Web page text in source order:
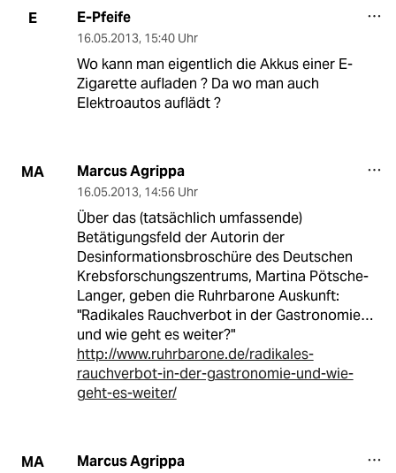
E E-Pfeife
16.05.2013, 15:40 Uhr
Wo kann man eigentlich die Akkus einer E-
Zigarette aufladen ? Da wo man auch
Elektroautos auflädt ?
MA Marcus Agrippa
16.05.2013, 14:56 Uhr
Über das (tatsächlich umfassende)
Betätigungsfeld der Autorin der
Desinformationsbroschüre des Deutschen
Krebsforschungszentrums, Martina Pötsche-
Langer, geben die Ruhrbarone Auskunft:
"Radikales Rauchverbot in der Gastronomie…
und wie geht es weiter?"
http://www.ruhrbarone.de/radikales-
rauchverbot-in-der-gastronomie-und-wie-
geht-es-weiter/
MA Marcus Agrippa